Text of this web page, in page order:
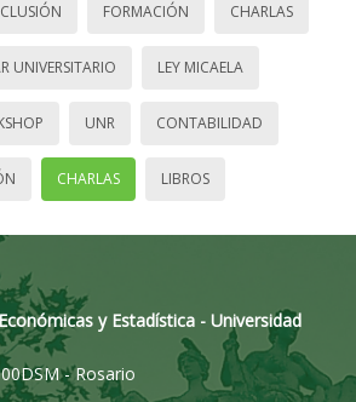
FORMACIÓN CHARLAS
UNIVERSITARIO LEY MICAELA
UNR CONTABILIDAD
CHARLAS LIBROS
y Estadística - Universidad
- Rosario